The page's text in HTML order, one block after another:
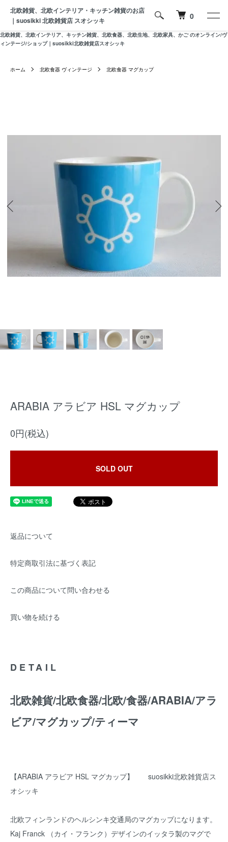
北欧雑貨、北欧インテリア、キッチン雑貨、北欧食器、北欧生地、北欧家具、かご のオンライン/ヴ
ィンテージ/ショップ｜suosikki北欧雑貨店スオシッキ
北欧雑貨、北欧インテリア・キッチン雑貨のお店
｜suosikki 北欧雑貨店 スオシッキ
0
ホーム 北欧食器 ヴィンテージ 北欧食器 マグカップ
ARABIA アラビア HSL マグカップ
0円(税込)
SOLD OUT
返品について
特定商取引法に基づく表記
この商品について問い合わせる
買い物を続ける
DETAIL
北欧雑貨/北欧食器/北欧/食器/ARABIA/アラ
ビア/マグカップ/ティーマ
【ARABIA アラビア HSL マグカップ】 suosikki北欧雑貨店ス
オシッキ
北欧フィンランドのヘルシンキ交通局のマグカップになります。
Kaj Franck （カイ・フランク）デザインのイッタラ製のマグで